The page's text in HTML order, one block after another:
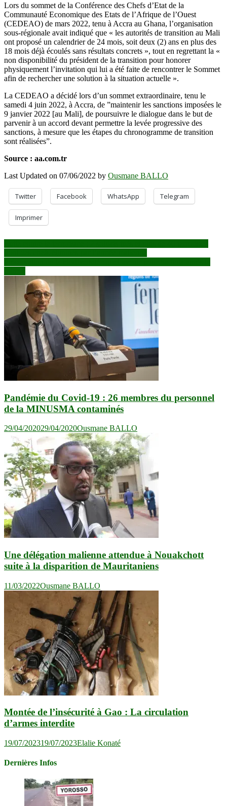
Lors du sommet de la Conférence des Chefs d’Etat de la
Communauté Economique des Etats de l’Afrique de l’Ouest
(CEDEAO) de mars 2022, tenu à Accra au Ghana, l’organisation
sous-régionale avait indiqué que « les autorités de transition au Mali
ont proposé un calendrier de 24 mois, soit deux (2) ans en plus des
18 mois déjà écoulés sans résultats concrets », tout en regrettant la «
non disponibilité du président de la transition pour honorer
physiquement l’invitation qui lui a été faite de rencontrer le Sommet
afin de rechercher une solution à la situation actuelle ».
La CEDEAO a décidé lors d’un sommet extraordinaire, tenu le
samedi 4 juin 2022, à Accra, de ”maintenir les sanctions imposées le
9 janvier 2022 [au Mali], de poursuivre le dialogue dans le but de
parvenir à un accord devant permettre la levée progressive des
sanctions, à mesure que les étapes du chronogramme de transition
sont réalisées”.
Source : aa.com.tr
Last Updated on 07/06/2022 by Ousmane BALLO
Twitter Facebook WhatsApp Telegram
Imprimer
Navigation
de
l’article
Pandémie du Covid-19 : 26 membres du personnel
de la MINUSMA contaminés
29/04/202029/04/2020Ousmane BALLO
Une délégation malienne attendue à Nouakchott
suite à la disparition de Mauritaniens
11/03/2022Ousmane BALLO
Montée de l’insécurité à Gao : La circulation
d’armes interdite
19/07/202319/07/2023Elalie Konaté
Dernières Infos